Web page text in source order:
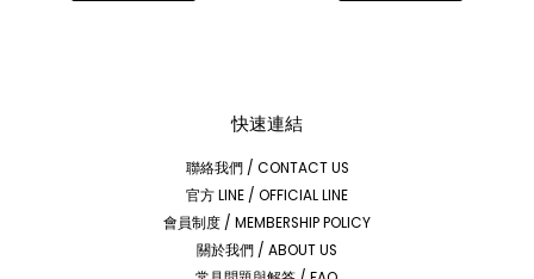
快速連結
聯絡我們 / CONTACT US
官方 LINE / OFFICIAL LINE
會員制度 / MEMBERSHIP POLICY
關於我們 / ABOUT US